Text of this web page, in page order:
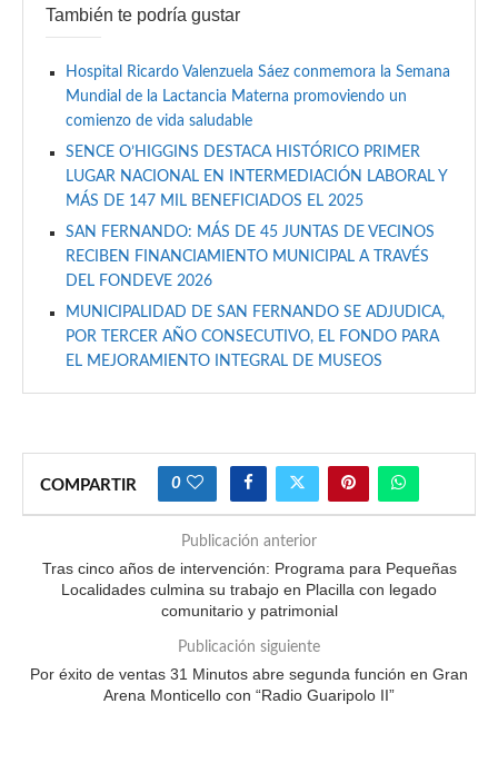
También te podría gustar
Hospital Ricardo Valenzuela Sáez conmemora la Semana
Mundial de la Lactancia Materna promoviendo un
comienzo de vida saludable
SENCE O’HIGGINS DESTACA HISTÓRICO PRIMER
LUGAR NACIONAL EN INTERMEDIACIÓN LABORAL Y
MÁS DE 147 MIL BENEFICIADOS EL 2025
SAN FERNANDO: MÁS DE 45 JUNTAS DE VECINOS
RECIBEN FINANCIAMIENTO MUNICIPAL A TRAVÉS
DEL FONDEVE 2026
MUNICIPALIDAD DE SAN FERNANDO SE ADJUDICA,
POR TERCER AÑO CONSECUTIVO, EL FONDO PARA
EL MEJORAMIENTO INTEGRAL DE MUSEOS
COMPARTIR 0
Publicación anterior
Tras cinco años de intervención: Programa para Pequeñas
Localidades culmina su trabajo en Placilla con legado
comunitario y patrimonial
Publicación siguiente
Por éxito de ventas 31 Minutos abre segunda función en Gran
Arena Monticello con “Radio Guaripolo II”